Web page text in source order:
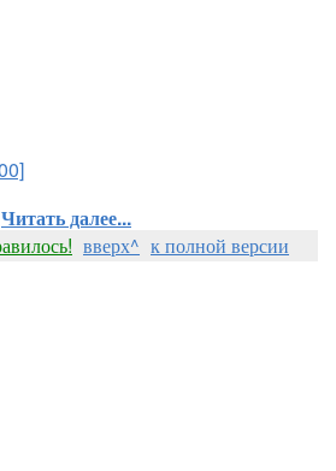
Читать далее...
вверх^ к полной версии